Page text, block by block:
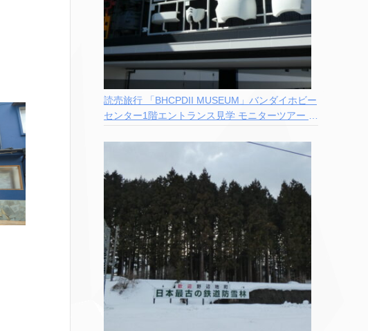
読売旅行 「BHCPDII MUSEUM」バンダイホビー
センター1階エントランス見学 モニターツアー 参